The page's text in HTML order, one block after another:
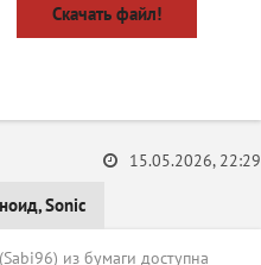
Скачать файл!
,Sonic
15.05.2026, 22:29
из бумаги доступна